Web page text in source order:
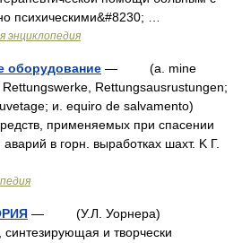
психическими&#8230; …
энциклопедия
оборудование — (a. mine
Rettungsausrustungen;
и. equiro de salvamento)
применяемых при спасении
в горн. выработках шахт. K Г.
— (У.Л. Уорнера)
и творчески